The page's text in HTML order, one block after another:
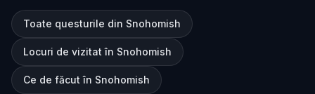
Toate questurile din Snohomish
Locuri de vizitat în Snohomish
Ce de făcut în Snohomish